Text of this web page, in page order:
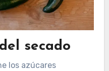
secado
los azúcares